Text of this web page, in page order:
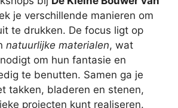
je verschillende manieren om
te drukken. De focus ligt op
natuurlijke materialen, wat
om hun fantasie en
te benutten. Samen ga je
takken, bladeren en stenen,
projecten kunt realiseren.